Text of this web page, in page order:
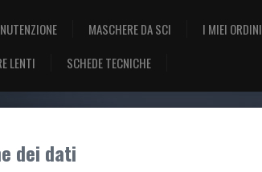
MASCHERE DA SCI
I MIEI ORDINI
LENTI SCHEDE TECNICHE
dei dati